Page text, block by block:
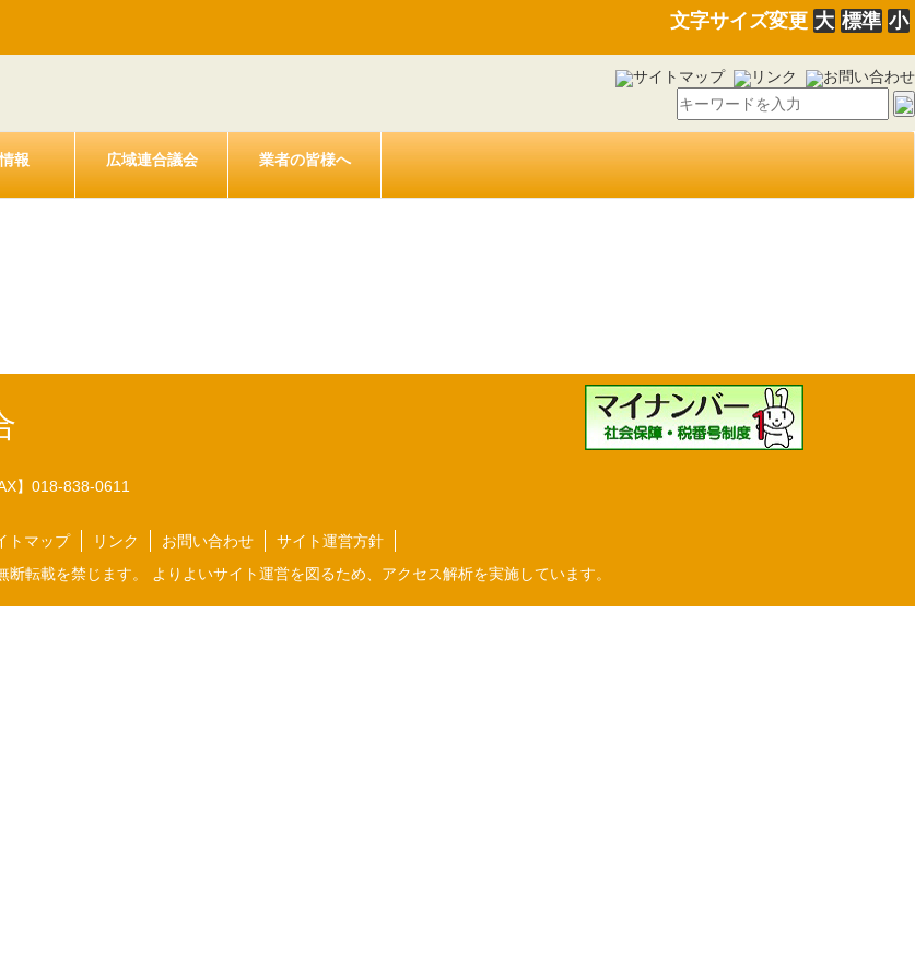
文字サイズ変更 大 標準 小
サイトマップ リンク お問い合わせ
報 広域連合議会 業者の皆様へ
】018-838-0611
トマップ リンク お問い合わせ
サイト運営方針
転載を禁じます。 よりよいサイト運営を図るため、アクセス解析を実施しています。